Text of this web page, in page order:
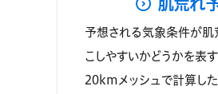
予想される気象条件が肌
こしやすいかどうかを表
20kmメッシュで計算し